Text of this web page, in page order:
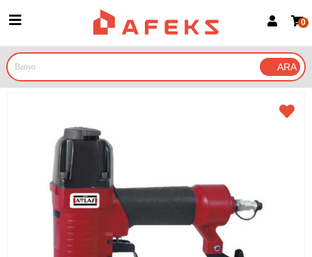
Google İle Bağlan
0